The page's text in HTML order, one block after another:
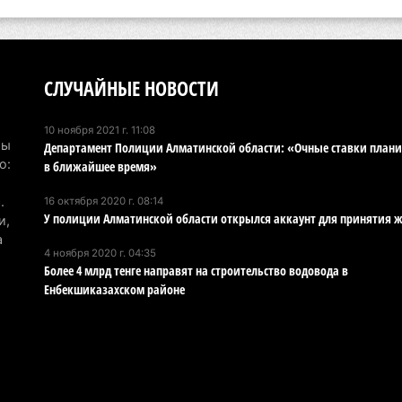
5
В
5
СЛУЧАЙНЫЕ НОВОСТИ
10 ноября 2021 г. 11:08
Департамент Полиции Алматинской области: «Очные ставки
в ближайшее время»
16 октября 2020 г. 08:14
У полиции Алматинской области открылся аккаунт для принятия
4 ноября 2020 г. 04:35
Более 4 млрд тенге направят на строительство водовода в
Енбекшиказахском районе